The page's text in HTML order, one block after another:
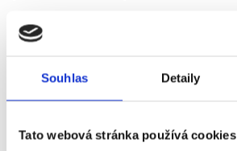
Souhlas Detaily
Tato webová stránka používá cookies